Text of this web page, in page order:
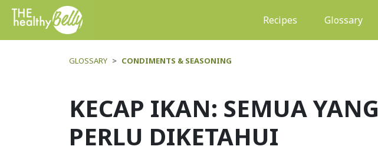
Recipes (current)Glossary
GLOSSARY CONDIMENTS & SEASONING
KECAP IKAN: SEMUA YANG
PERLU DIKETAHUI